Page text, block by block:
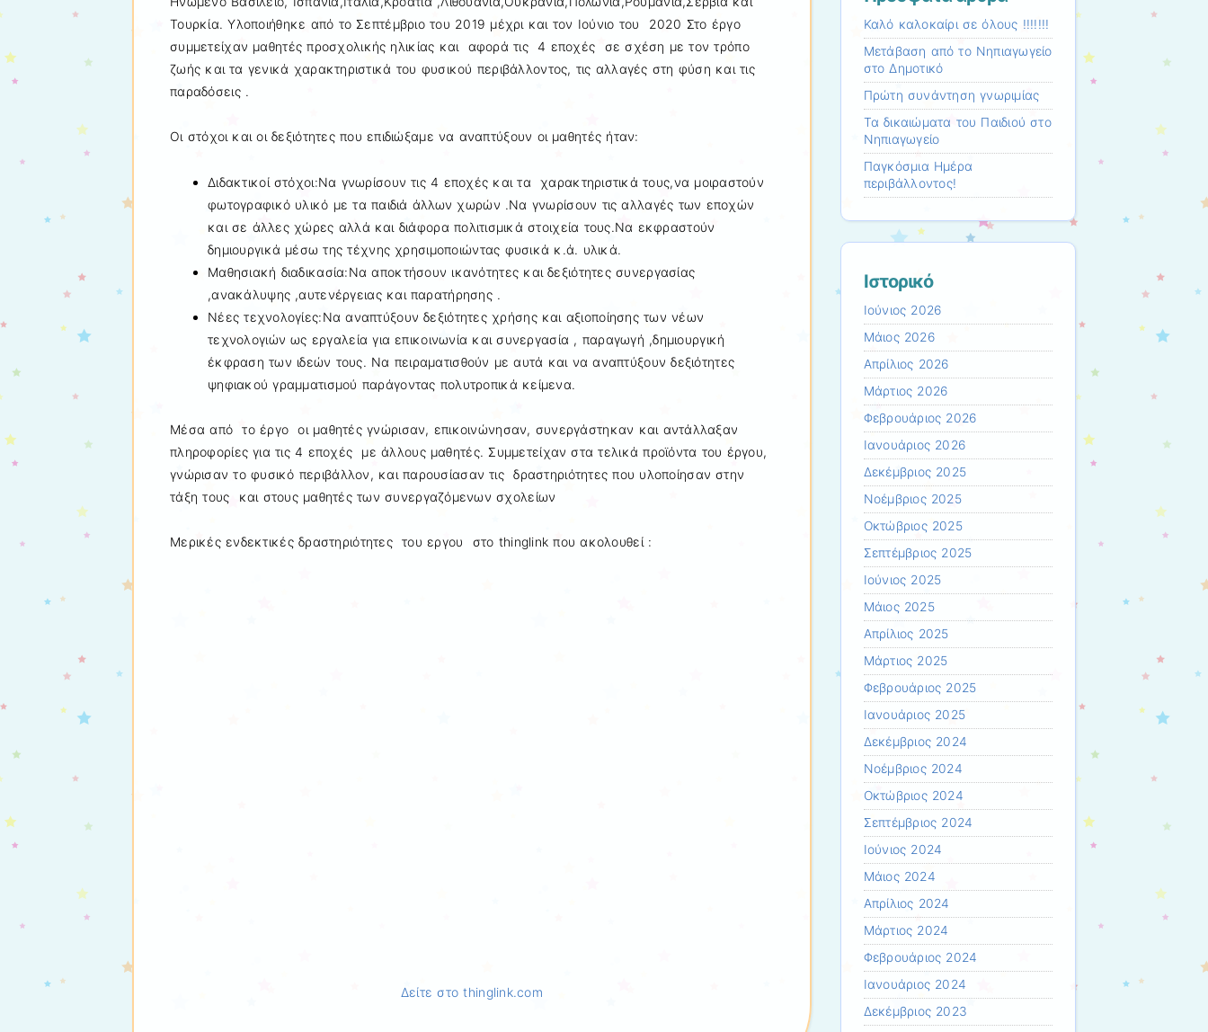
Τουρκία. Υλοποιήθηκε από το Σεπτέμβριο του 2019 μέχρι και τον Ιούνιο του 2020 Στο έργο
συμμετείχαν μαθητές προσχολικής ηλικίας και αφορά τις 4 εποχές σε σχέση με τον τρόπο
ζωής και τα γενικά χαρακτηριστικά του φυσικού περιβάλλοντος, τις αλλαγές στη φύση και τις
παραδόσεις .
Οι στόχοι και οι δεξιότητες που επιδιώξαμε να αναπτύξουν οι μαθητές ήταν:
Διδακτικοί στόχοι:Nα γνωρίσουν τις 4 εποχές και τα χαρακτηριστικά τους,να μοιραστούν
φωτογραφικό υλικό με τα παιδιά άλλων χωρών .Nα γνωρίσουν τις αλλαγές των εποχών
και σε άλλες χώρες αλλά και διάφορα πολιτισμικά στοιχεία τους.Να εκφραστούν
δημιουργικά μέσω της τέχνης χρησιμοποιώντας φυσικά κ.ά. υλικά.
Μαθησιακή διαδικασία:Να αποκτήσουν ικανότητες και δεξιότητες συνεργασίας
,ανακάλυψης ,αυτενέργειας και παρατήρησης .
Νέες τεχνολογίες:Να αναπτύξουν δεξιότητες χρήσης και αξιοποίησης των νέων
τεχνολογιών ως εργαλεία για επικοινωνία και συνεργασία , παραγωγή ,δημιουργική
έκφραση των ιδεών τους. Να πειραματισθούν με αυτά και να αναπτύξουν δεξιότητες
ψηφιακού γραμματισμού παράγοντας πολυτροπικά κείμενα.
Μέσα από το έργο οι μαθητές γνώρισαν, επικοινώνησαν, συνεργάστηκαν και αντάλλαξαν
πληροφορίες για τις 4 εποχές με άλλους μαθητές. Συμμετείχαν στα τελικά προϊόντα του έργου,
γνώρισαν το φυσικό περιβάλλον, και παρουσίασαν τις δραστηριότητες που υλοποίησαν στην
τάξη τους και στους μαθητές των συνεργαζόμενων σχολείων
Μερικές ενδεκτικές δραστηριότητες του εργου στο thinglink που ακολουθεί :
Δείτε στο thinglink.com
Καλό καλοκαίρι σε όλους !!!!!!!
Μετάβαση από το Νηπιαγωγείο
στο Δημοτικό
Πρώτη συνάντηση γνωριμίας
Τα δικαιώματα του Παιδιού στο
Νηπιαγωγείο
Παγκόσμια Ημέρα
περιβάλλοντος!
Ιστορικό
Ιούνιος 2026
Μάιος 2026
Απρίλιος 2026
Μάρτιος 2026
Φεβρουάριος 2026
Ιανουάριος 2026
Δεκέμβριος 2025
Νοέμβριος 2025
Οκτώβριος 2025
Σεπτέμβριος 2025
Ιούνιος 2025
Μάιος 2025
Απρίλιος 2025
Μάρτιος 2025
Φεβρουάριος 2025
Ιανουάριος 2025
Δεκέμβριος 2024
Νοέμβριος 2024
Οκτώβριος 2024
Σεπτέμβριος 2024
Ιούνιος 2024
Μάιος 2024
Απρίλιος 2024
Μάρτιος 2024
Φεβρουάριος 2024
Ιανουάριος 2024
Δεκέμβριος 2023